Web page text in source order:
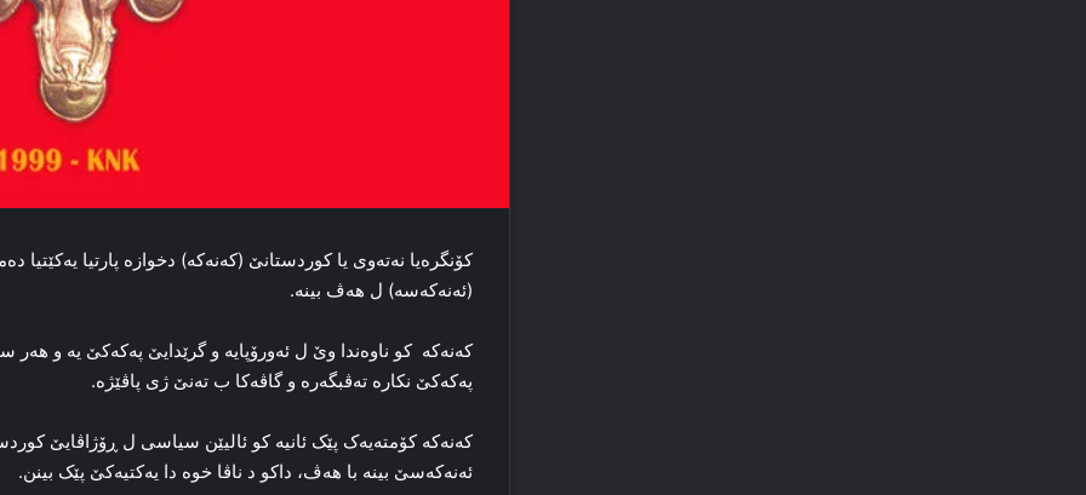
کۆنگره‌یا نه‌ته‌وی یا کوردستانێ (کەنەکە) دخوازه‌ پارتیا یه‌کێتیا
(ئه‌نەکەسە) ل ھەڤ بینه‌.
کەنەکە کو ناوه‌ندا وێ ل ئه‌ورۆپایه‌ و گرێدایێ پەکەکێ یه‌ و هه‌ر
پەکەکێ نکاره‌ ته‌ڤبگه‌ره‌ و گاڤەكا ب تەنێ ژی پاڤێژە.
کەنەکە کۆمته‌یه‌ک پێک ئانیه‌ كو ئالیێن سیاسی ل ڕۆژاڤایێ
ئه‌نەکەسێ بینە با هه‌ڤ، داکو د ناڤا خوه‌ دا یه‌کتیه‌کێ پێک بینن.